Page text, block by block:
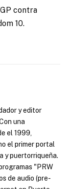
contra
10.
y editor
una
el 1999,
el primer portal
y puertorriqueña.
"PRW
de audio (pre-